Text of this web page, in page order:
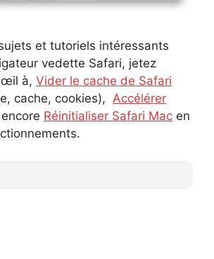
et tutoriels intéressants
vedette Safari, jetez
œil à, Vider le cache de Safari
cache, cookies), Accélérer
Réinitialiser Safari Mac en